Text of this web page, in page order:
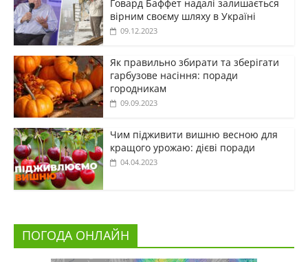
Говард Баффет надалі залишається
вірним своєму шляху в Україні
09.12.2023
Як правильно збирати та зберігати
гарбузове насіння: поради
городникам
09.09.2023
Чим підживити вишню весною для
кращого урожаю: дієві поради
04.04.2023
ПОГОДА ОНЛАЙН